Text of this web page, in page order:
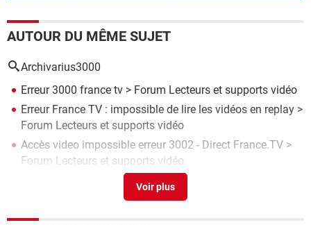
AUTOUR DU MÊME SUJET
Archivarius3000
Erreur 3000 france tv > Forum Lecteurs et supports vidéo
Erreur France TV : impossible de lire les vidéos en replay >
Forum Lecteurs et supports vidéo
Accès video impossible erreur 3002 - Direct France.TV >
Forum Lecteurs et supports vidéo
> Télécharger - Divers Web & Internet
>Forum Windows